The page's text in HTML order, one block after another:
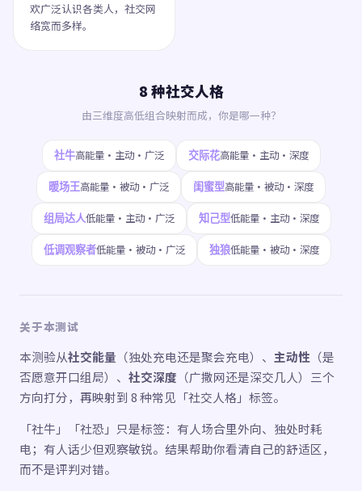
欢广泛认识各类人，社交网
络宽而多样。
8 种社交人格
由三维度高低组合映射而成，你是哪一种？
社牛高能量·主动·广泛 交际花高能量·主动·深度
暖场王高能量·被动·广泛 闺蜜型高能量·被动·深度
组局达人低能量·主动·广泛 知己型低能量·主动·深度
低调观察者低能量·被动·广泛 独狼低能量·被动·深度
关于本测试
本测验从社交能量 （独处充电还是聚会充电）、 主动性 （是
否愿意开口组局）、 社交深度 （广撒网还是深交几人）三个
方向打分，再映射到 8 种常见「社交人格」标签。
「社牛」「社恐」只是标签：有人场合里外向、独处时耗
电；有人话少但观察敏锐。结果帮助你看清自己的舒适区，
而不是评判对错。